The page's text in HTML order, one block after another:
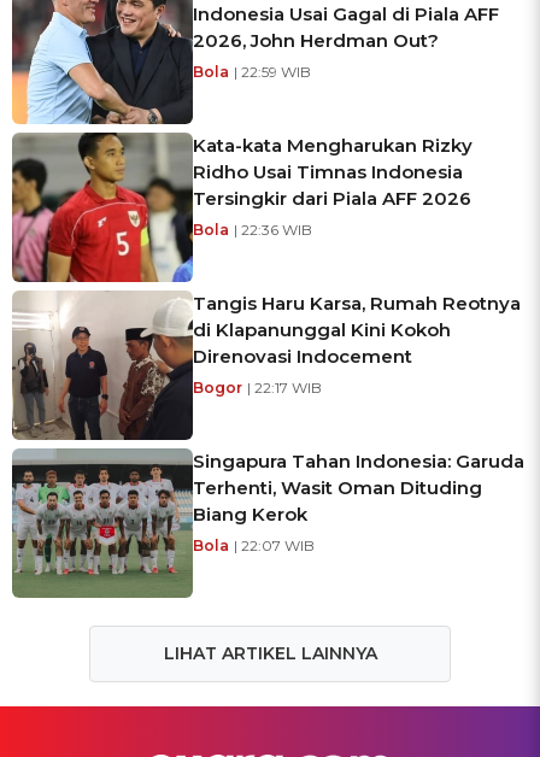
Indonesia Usai Gagal di Piala AFF
2026, John Herdman Out?
Bola | 22:59 WIB
Kata-kata Mengharukan Rizky
Ridho Usai Timnas Indonesia
Tersingkir dari Piala AFF 2026
Bola | 22:36 WIB
Tangis Haru Karsa, Rumah Reotnya
di Klapanunggal Kini Kokoh
Direnovasi Indocement
Bogor | 22:17 WIB
Singapura Tahan Indonesia: Garuda
Terhenti, Wasit Oman Dituding
Biang Kerok
Bola | 22:07 WIB
LIHAT ARTIKEL LAINNYA